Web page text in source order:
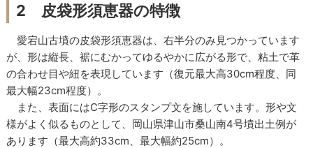
2 皮袋形須恵器の特徴
愛宕山古墳の皮袋形須恵器は、右半分のみ見つかっています
が、形は縦長、裾にむかってゆるやかに広がる形で、粘土で革
の合わせ目や紐を表現しています（復元最大高30cm程度、同
最大幅23cm程度）。
また、表面にはC字形のスタンプ文を施しています。形や文
様がよく似るものとして、岡山県津山市桑山南4号墳出土例が
あります（最大高約33cm、最大幅約25cm）。